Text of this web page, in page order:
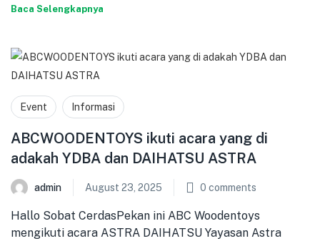
Baca Selengkapnya
Event Informasi
ABCWOODENTOYS ikuti acara yang di
adakah YDBA dan DAIHATSU ASTRA
admin August 23, 2025 0 comments
Hallo Sobat CerdasPekan ini ABC Woodentoys
mengikuti acara ASTRA DAIHATSU Yayasan Astra